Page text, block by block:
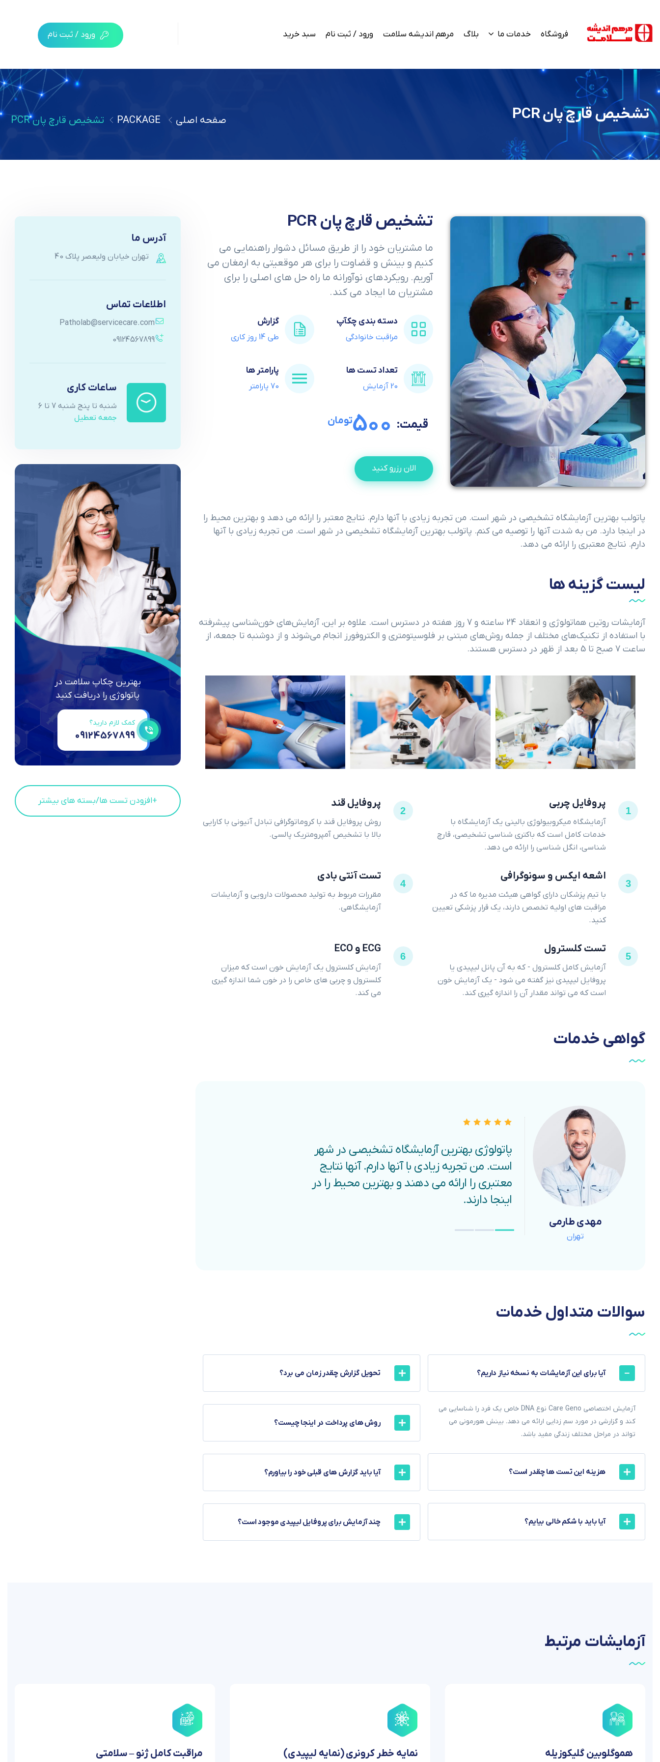
فروشگاه خدمات ما بلاگ مرهم اندیشه سلامت ورود / ثبت نام سبد خرید ورود / ثبت نام
تشخیص قارچ پان PCR صفحه اصلی PACKAGE تشخیص قارچ پان PCR
تشخیص قارچ پان PCR
ما مشتریان خود را از طریق مسائل دشوار راهنمایی می
کنیم و بینش و قضاوت را برای هر موقعیتی به ارمغان می
آوریم. رویکردهای نوآورانه ما راه حل های اصلی را برای
مشتریان ما ایجاد می کند.
دسته بندی چکآپ
مراقبت خانوادگی
گزارش
طی 14 روز کاری
تعداد تست ها
20 آزمایش
پارامتر ها
70 پارامتر
قیمت: 500تومان
الان رزرو کنید
پاتولب بهترین آزمایشگاه تشخیصی در شهر است. من تجربه زیادی با آنها دارم. نتایج معتبر را ارائه می دهد و بهترین محیط را
در اینجا دارد. من به شدت آنها را توصیه می کنم. پاتولب بهترین آزمایشگاه تشخیصی در شهر است. من تجربه زیادی با آنها
دارم. نتایج معتبری را ارائه می دهد.
لیست گزینه ها
آزمایشات روتین هماتولوژی و انعقاد 24 ساعته و 7 روز هفته در دسترس است. علاوه بر این، آزمایش‌های خون‌شناسی پیشرفته
با استفاده از تکنیک‌های مختلف از جمله روش‌های مبتنی بر فلوسیتومتری و الکتروفورز انجام می‌شوند و از دوشنبه تا جمعه، از
ساعت 7 صبح تا 5 بعد از ظهر در دسترس هستند.
1
پروفایل چربی
آزمایشگاه میکروبیولوژی بالینی یک آزمایشگاه با
خدمات کامل است که باکتری شناسی تشخیصی، قارچ
شناسی، انگل شناسی را ارائه می دهد.
2
پروفایل قند
روش پروفایل قند با کروماتوگرافی تبادل آنیونی با کارایی
بالا با تشخیص آمپرومتریک پالسی.
3
اشعه ایکس و سونوگرافی
با تیم پزشکان دارای گواهی هیئت مدیره ما که در
مراقبت های اولیه تخصص دارند، یک قرار پزشکی تعیین
کنید.
4
تست آنتی بادی
مقررات مربوط به تولید محصولات دارویی و آزمایشات
آزمایشگاهی.
5
تست کلسترول
آزمایش کامل کلسترول - که به آن پانل لیپیدی یا
پروفایل لیپیدی نیز گفته می شود - یک آزمایش خون
است که می تواند مقدار آن را اندازه گیری کند.
6
ECG و ECO
آزمایش کلسترول یک آزمایش خون است که میزان
کلسترول و چربی های خاص را در خون شما اندازه گیری
می کند.
گواهی خدمات
مهدی طارمی
تهران
مهدی طارمی
تهران
مهدی طارمی
تهران
پاتولوژی بهترین آزمایشگاه تشخیصی در شهر
است. من تجربه زیادی با آنها دارم. آنها نتایج
معتبری را ارائه می دهند و بهترین محیط را در
اینجا دارند.
سوالات متداول خدمات
آیا برای این آزمایشات به نسخه نیاز داریم؟
آزمایش اختصاصی Care Geno نوع DNA خاص یک فرد را شناسایی می
کند و گزارشی در مورد سم زدایی ارائه می دهد. بینش هورمونی می
تواند در مراحل مختلف زندگی مفید باشد.
هزینه این تست ها چقدر است؟
آیا باید با شکم خالی بیایم؟
تحویل گزارش چقدر زمان می برد؟
روش های پرداخت در اینجا چیست؟
آیا باید گزارش های قبلی خود را بیاورم؟
چند آزمایش برای پروفایل لیپیدی موجود است؟
آدرس ما
تهران خیابان ولیعصر پلاک 40
اطلاعات تماس
Patholab@servicecare.com
09124567899
ساعات کاری
شنبه تا پنج شنبه 7 تا 6
جمعه تعطیل
بهترین چکاپ سلامت در
پاتولوژی را دریافت کنید
کمک لازم دارید؟
09124567899
+افزودن تست ها/بسته های بیشتر
آزمایشات مرتبط
هموگلوبین گلیکوزیله نمایه خطر کرونری (نمایه لیپیدی) مراقبت کامل ژنو – سلامتی